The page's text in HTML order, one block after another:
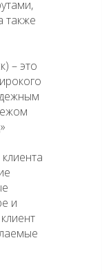
также
– это
и